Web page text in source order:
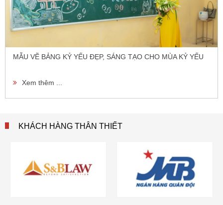
MẪU VẼ BẢNG KỶ YẾU ĐẸP, SÁNG TẠO CHO MÙA KỶ YẾU
Xem thêm ...
KHÁCH HÀNG THÂN THIẾT